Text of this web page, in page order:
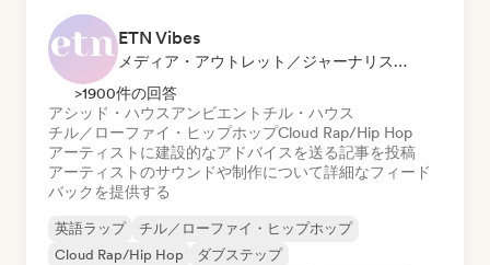
ETN Vibes
メディア・アウトレット／ジャーナリスト, メンター, サウンドエキスパート
>1900件の回答
アシッド・ハウスアンビエント チル・ハウス
チル／ローファイ・ヒップホップCloud Rap/Hip Hop
アーティストに建設的なアドバイスを送る記事を投稿
アーティストのサウンドや制作について詳細なフィード
バックを提供する
英語ラップ
チル／ローファイ・ヒップホップ
Cloud Rap/Hip Hop
ダブステップ